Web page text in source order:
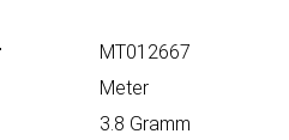
MT012667
Meter
3.8 Gramm